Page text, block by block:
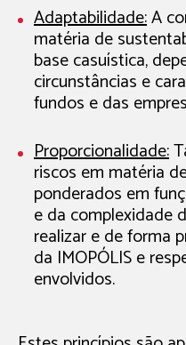
Adaptabilidade:A
matéria de
base casuística,
circunstâncias e
fundos e das
Proporcionalidade:
riscos em matéria
ponderados em
e da complexidade
realizar e de forma
da IMOPÓLIS e
envolvidos.